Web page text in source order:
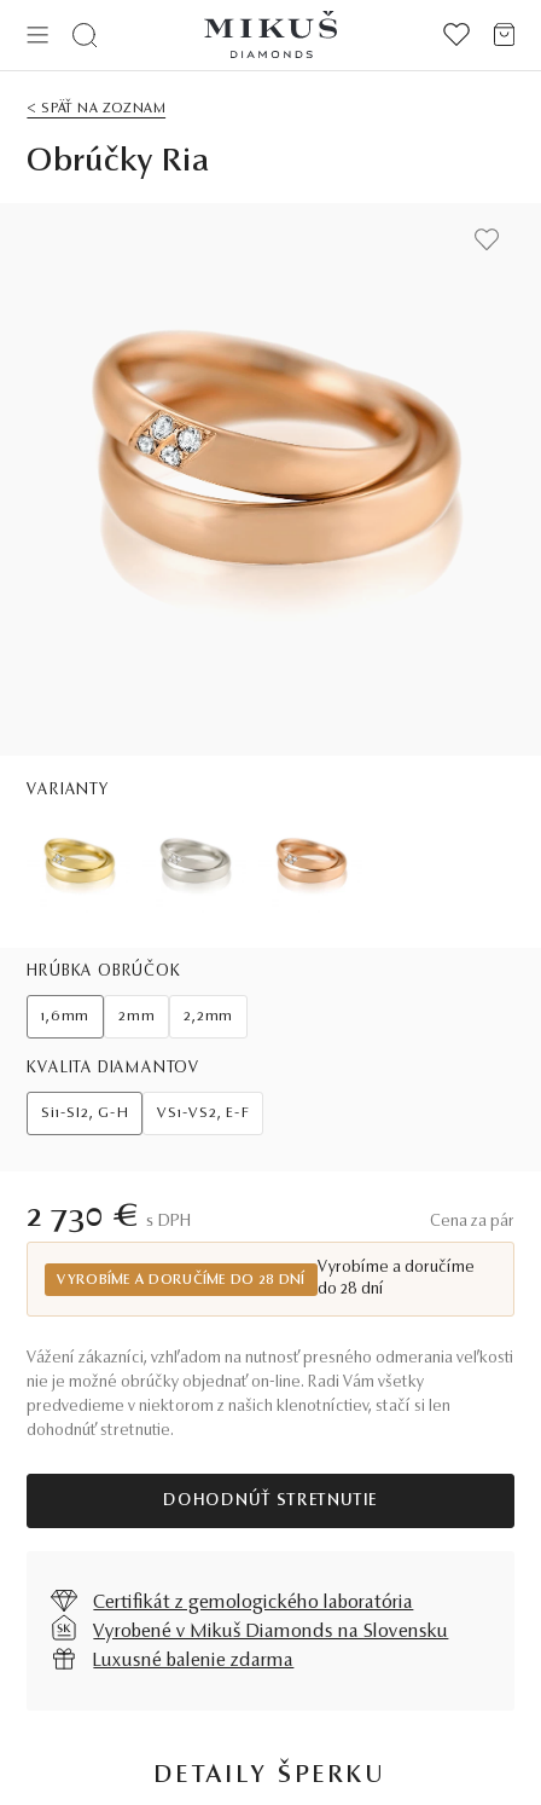
< SPÄŤ NA ZOZNAM
Obrúčky Ria
VARIANTY
HRÚBKA OBRÚČOK
1,6mm 2mm 2,2mm
KVALITA DIAMANTOV
Si1-SI2, G-H VS1-VS2, E-F
2 730 € S DPH Cena za pár
VYROBÍME A DORUČÍME DO 28 DNÍ
Vyrobíme a doručíme
do 28 dní
Vážení zákazníci, vzhľadom na nutnosť presného odmerania veľkosti
nie je možné obrúčky objednať on-line. Radi Vám všetky
predvedieme v niektorom z našich klenotníctiev, stačí si len
dohodnúť stretnutie.
DOHODNÚŤ STRETNUTIE
Certifikát z gemologického laboratória
Vyrobené v Mikuš Diamonds na Slovensku
Luxusné balenie zdarma
DETAILY ŠPERKU